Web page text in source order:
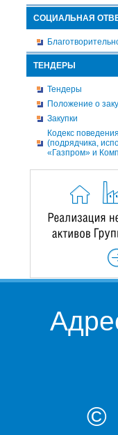
СОЦИАЛЬНАЯ
ТЕНДЕРЫ
Тендеры
Положение о
Закупки
Кодекс
(подрядчика,
«Газпром» и
©